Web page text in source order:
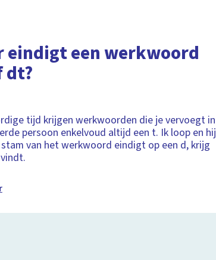
eindigt een werkwoord
dt?
tijd krijgen werkwoorden die je vervoegt in
persoon enkelvoud altijd een t. Ik loop en hij
van het werkwoord eindigt op een d, krijg